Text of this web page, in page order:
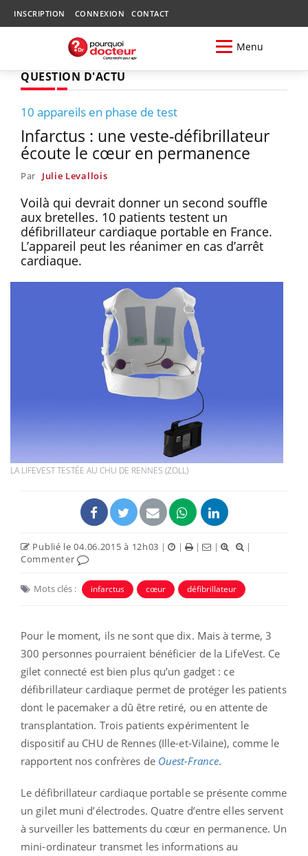
INSCRIPTION CONNEXION CONTACT
Menu
QUESTION D'ACTU
10 appareils en phase de test
Infarctus : une veste-défibrillateur
écoute le cœur en permanence
Par Julie Levallois
Voilà qui devrait donner un second souffle
aux bretelles. 10 patients testent un
défibrillateur cardiaque portable en France.
L’appareil peut les réanimer en cas d’arrêt
cardiaque.
LA LIFEVEST TESTÉE AU CHU DE RENNES (ZOLL)
Publié le 04.06.2015 à 12h03 | | | |
|
Commenter
Mots clés : infarctus cœur défibrillateur
Pour le moment, ils ne sont que dix. Mais à terme, 3
300 personnes pourraient bénéficier de la LifeVest. Ce
gilet connecté est bien plus qu’un gadget : ce
défibrillateur cardiaque permet de protéger les patients
dont le pacemaker a dû être retiré, ou en attente de
transplantation. Trois patients expérimentent le
dispositif au CHU de Rennes (Ille-et-Vilaine), comme le
rapportent nos confrères de Ouest-France.
Le défibrillateur cardiaque portable se présente comme
un gilet muni d’électrodes. Quatre d’entre elles servent
à surveiller les battements du cœur en permanence. Un
mini-ordinateur transmet les informations au